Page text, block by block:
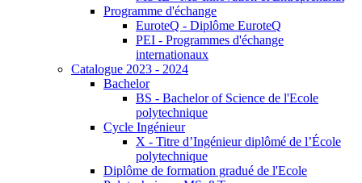
Programme d'échange
EuroteQ - Diplôme EuroteQ
PEI - Programmes d'échange
internationaux
Catalogue 2023 - 2024
Bachelor
BS - Bachelor of Science de l'Ecole
polytechnique
Cycle Ingénieur
X - Titre d’Ingénieur diplômé de l’École
polytechnique
Diplôme de formation gradué de l'Ecole